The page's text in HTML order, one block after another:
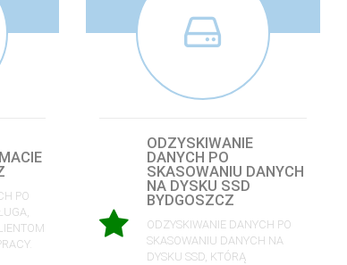
PO
ODZYSKIWANIE
DANYCH PO
SKASOWANIU DANYCH
NA DYSKU SSD
BYDGOSZCZ
ODZYSKIWANIE DANYCH PO
SKASOWANIU DANYCH NA
DYSKU SSD, KTÓRĄ